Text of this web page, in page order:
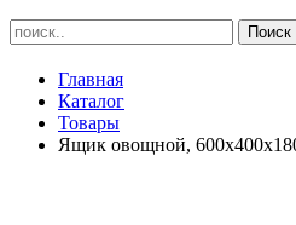
Главная
Каталог
Товары
Ящик овощной,